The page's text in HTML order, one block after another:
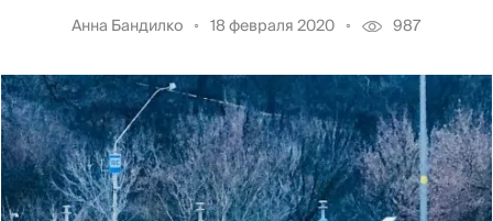
Анна Бандилко 18 февраля 2020 987